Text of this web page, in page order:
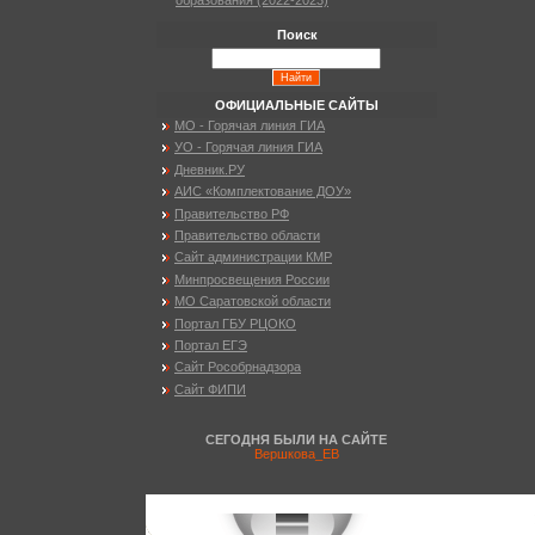
Поиск
ОФИЦИАЛЬНЫЕ САЙТЫ
МО - Горячая линия ГИА
УО - Горячая линия ГИА
Дневник.РУ
АИС «Комплектование ДОУ»
Правительство РФ
Правительство области
Сайт администрации КМР
Минпросвещения России
МО Саратовской области
Портал ГБУ РЦОКО
Портал ЕГЭ
Сайт Рособрнадзора
Сайт ФИПИ
СЕГОДНЯ БЫЛИ НА САЙТЕ
Вершкова_ЕВ